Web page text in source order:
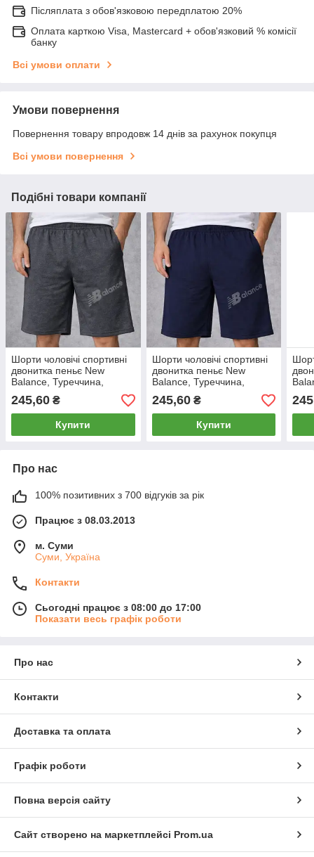
Післяплата з обов'язковою передплатою 20%
Оплата карткою Visa, Mastercard + обов'язковий % комісії
банку
Всі умови оплати
Умови повернення
Повернення товару впродовж 14 днів за рахунок покупця
Всі умови повернення
Подібні товари компанії
Шорти чоловічі спортивні
двонитка пеньє New
Balance, Туреччина,
розміри 46-54, темно-сірі,
12315
245,60 ₴
Купити
Шорти чоловічі спортивні
двонитка пеньє New
Balance, Туреччина,
розміри 46-54, темно-сині,
12312
245,60₴
Купити
Про нас
100% позитивних з 700 відгуків за рік
Працює з 08.03.2013
м. Суми
Суми, Україна
Контакти
Сьогодні працює з 08:00 до 17:00
Показати весь графік роботи
Про нас
Контакти
Доставка та оплата
Графік роботи
Повна версія сайту
Сайт створено на маркетплейсі Prom.ua